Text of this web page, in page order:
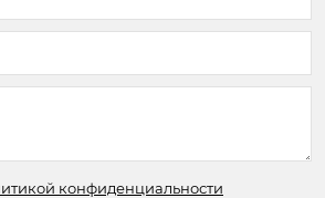
конфиденциальности